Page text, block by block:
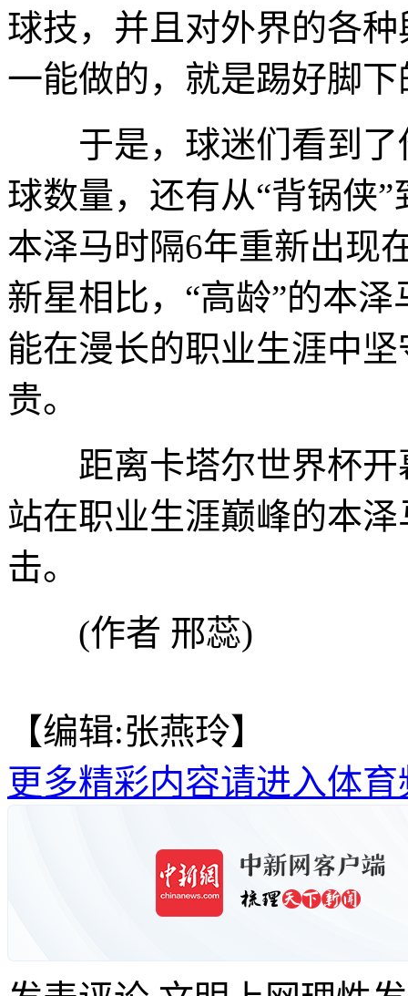
球技，并且对外界的各
一能做的，就是踢好脚
于是，球迷们看到了
球数量，还有从“背锅侠
本泽马时隔6年重新出现
新星相比，“高龄”的本
能在漫长的职业生涯中
贵。
距离卡塔尔世界杯开
站在职业生涯巅峰的本
击。
(作者 邢蕊)
【编辑:张燕玲】
更多精彩内容请进入体育